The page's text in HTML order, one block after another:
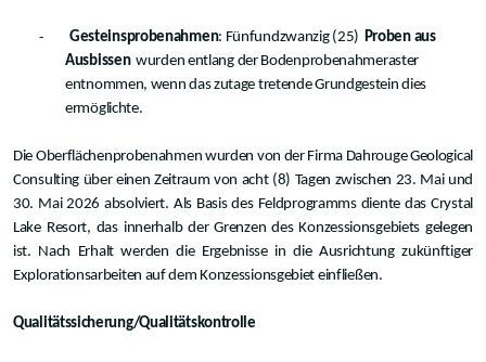
- Gesteinsprobenahmen: Fünfundzwanzig (25) Proben aus
Ausbissen wurden entlang der Bodenprobenahmeraster
entnommen, wenn das zutage tretende Grundgestein dies
ermöglichte.
Die Oberflächenprobenahmen wurden von der Firma Dahrouge Geological
Consulting über einen Zeitraum von acht (8) Tagen zwischen 23. Mai und
30. Mai 2026 absolviert. Als Basis des Feldprogramms diente das Crystal
Lake Resort, das innerhalb der Grenzen des Konzessionsgebiets gelegen
ist. Nach Erhalt werden die Ergebnisse in die Ausrichtung zukünftiger
Explorationsarbeiten auf dem Konzessionsgebiet einfließen.
Qualitätssicherung/Qualitätskontrolle